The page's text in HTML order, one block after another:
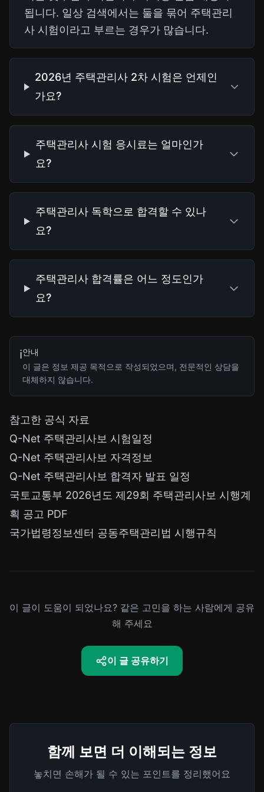
됩니다. 일상 검색에서는 둘을 묶어 주택관리
사 시험이라고 부르는 경우가 많습니다.
2026년 주택관리사 2차 시험은 언제인
가요?
주택관리사 시험 응시료는 얼마인가
요?
주택관리사 독학으로 합격할 수 있나
요?
주택관리사 합격률은 어느 정도인가
요?
ℹ️안내
이 글은 정보 제공 목적으로 작성되었으며, 전문적인 상담을
대체하지 않습니다.
참고한 공식 자료
Q-Net 주택관리사보 시험일정
Q-Net 주택관리사보 자격정보
Q-Net 주택관리사보 합격자 발표 일정
국토교통부 2026년도 제29회 주택관리사보 시행계
획 공고 PDF
국가법령정보센터 공동주택관리법 시행규칙
이 글이 도움이 되었나요? 같은 고민을 하는 사람에게 공유
해 주세요
이 글 공유하기
함께 보면 더 이해되는 정보
놓치면 손해가 될 수 있는 포인트를 정리했어요